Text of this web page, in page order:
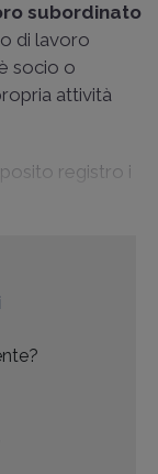
subordinato
di lavoro
socio o
attività
registro i